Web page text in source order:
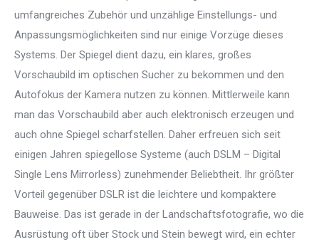
umfangreiches Zubehör und unzählige Einstellungs- und
Anpassungsmöglichkeiten sind nur einige Vorzüge dieses
Systems. Der Spiegel dient dazu, ein klares, großes
Vorschaubild im optischen Sucher zu bekommen und den
Autofokus der Kamera nutzen zu können. Mittlerweile kann
man das Vorschaubild aber auch elektronisch erzeugen und
auch ohne Spiegel scharfstellen. Daher erfreuen sich seit
einigen Jahren spiegellose Systeme (auch DSLM – Digital
Single Lens Mirrorless) zunehmender Beliebtheit. Ihr größter
Vorteil gegenüber DSLR ist die leichtere und kompaktere
Bauweise. Das ist gerade in der Landschaftsfotografie, wo die
Ausrüstung oft über Stock und Stein bewegt wird, ein echter